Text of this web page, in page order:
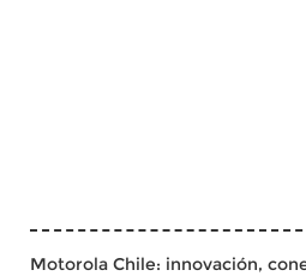
Motorola Chile: innovación,